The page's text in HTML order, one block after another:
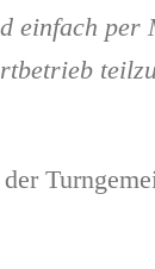
einfach per